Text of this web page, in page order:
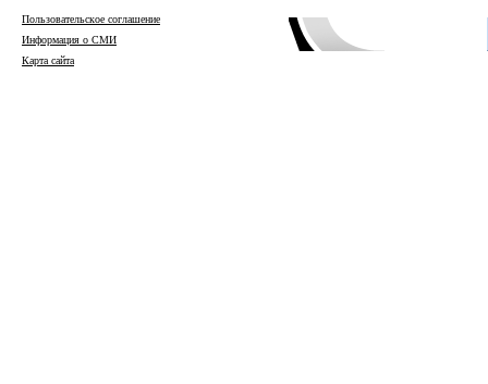
Пользовательское соглашение
Информация о СМИ
Карта сайта